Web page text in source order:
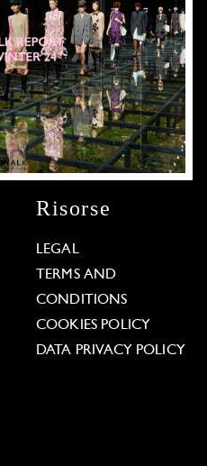
Risorse
LEGAL
TERMS AND
CONDITIONS
COOKIES POLICY
DATA PRIVACY POLICY